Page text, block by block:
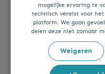
mogelijke ervaring te
technisch vereist voor
platform. We gaan
delen deze niet zomaar
Weigeren